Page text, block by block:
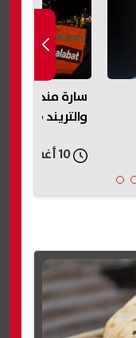
سارة مندوبة
والتريند ضرني